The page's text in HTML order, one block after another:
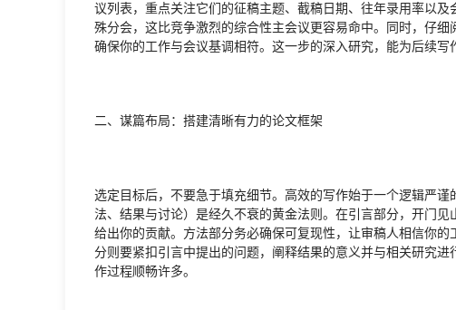
议列表，重点关注它们的征稿主题、截稿日期、往年录用率以
殊分会，这比竞争激烈的综合性主会议更容易命中。同时，仔细
确保你的工作与会议基调相符。这一步的深入研究，能为后续写
二、谋篇布局：搭建清晰有力的论文框架
选定目标后，不要急于填充细节。高效的写作始于一个逻辑严
法、结果与讨论）是经久不衰的黄金法则。在引言部分，开门
给出你的贡献。方法部分务必确保可复现性，让审稿人相信你
分则要紧扣引言中提出的问题，阐释结果的意义并与相关研究
作过程顺畅许多。